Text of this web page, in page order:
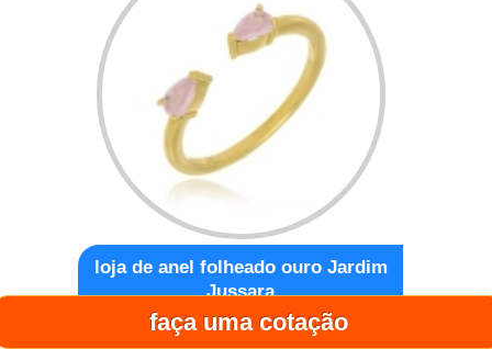
faça uma cotação
loja de anel folheado ouro Jardim
Jussara